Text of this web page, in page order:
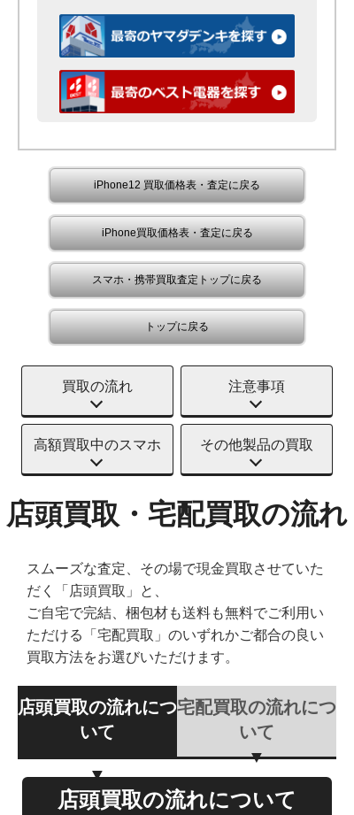
iPhone12 買取価格表・査定に戻る
iPhone買取価格表・査定に戻る
スマホ・携帯買取査定トップに戻る
トップに戻る
買取の流れ 注意事項
高額買取中のスマホ その他製品の買取
店頭買取・宅配買取の流れ
スムーズな査定、その場で現金買取させていた
だく「店頭買取」と、
ご自宅で完結、梱包材も送料も無料でご利用い
ただける「宅配買取」のいずれかご都合の良い
買取方法をお選びいただけます。
店頭買取の流れにつ
いて
宅配買取の流れにつ
いて
店頭買取の流れについて